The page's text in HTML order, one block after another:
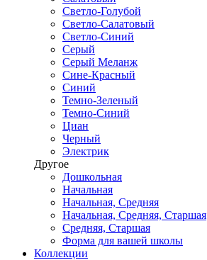
Светло-Голубой
Светло-Салатовый
Светло-Синий
Серый
Серый Меланж
Сине-Красный
Синий
Темно-Зеленый
Темно-Синий
Циан
Черный
Электрик
Другое
Дошкольная
Начальная
Начальная, Средняя
Начальная, Средняя, Старшая
Средняя, Старшая
Форма для вашей школы
Коллекции